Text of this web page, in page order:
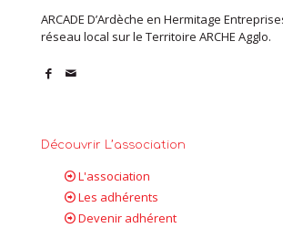
ARCADE D’Ardèche en Hermitage
réseau local sur le Territoire ARCHE Agglo.
Découvrir L’association
L'association
Les adhérents
Devenir adhérent